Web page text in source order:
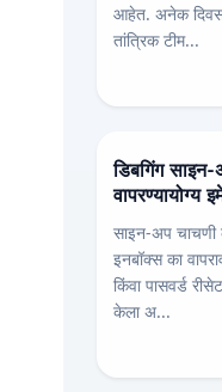
आहेत. अनेक
तांत्रिक टीम...
डिबगिंग
वापरण्यायोग्य
साइन-अप चाचणी
इनबॉक्स का
किंवा पासवर्ड
केला अ...